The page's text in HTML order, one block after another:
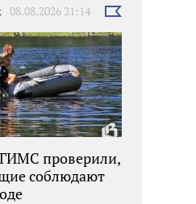
08.08.2026 21:14
Выбрать
проверили,
соблюдают